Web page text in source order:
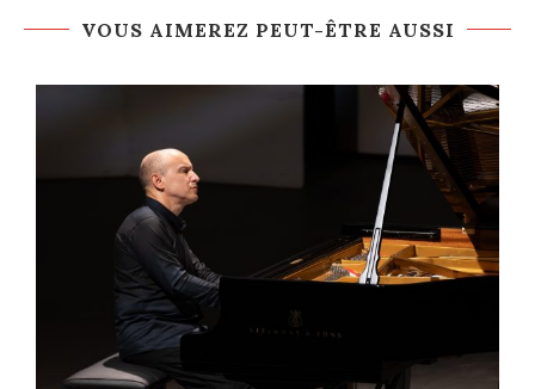
VOUS AIMEREZ PEUT-ÊTRE AUSSI